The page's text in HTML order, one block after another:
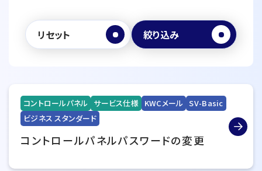
リセット 絞り込み
コントロールパネル サービス仕様 KWCメール SV-Basic
ビジネス スタンダード
コントロールパネルパスワードの変更